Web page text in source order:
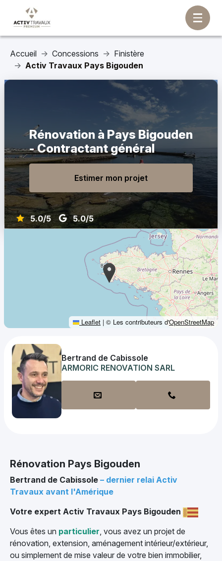
Accueil Concessions
Finistère
Activ Travaux Pays Bigouden
Rénovation à Pays Bigouden
- Contractant général
Estimer mon projet
5.0/5 5.0/5
Leaflet | © Les contributeurs d'OpenStreetMap
Bertrand de Cabissole
ARMORIC RENOVATION SARL
Rénovation Pays Bigouden
Bertrand de Cabissole – dernier relai Activ
Travaux avant l'Amérique
Votre expert Activ Travaux Pays Bigouden
Vous êtes un particulier, vous avez un projet de
rénovation, extension, aménagement intérieur/extérieur,
ou simplement de mise valeur de votre bien immobilier,